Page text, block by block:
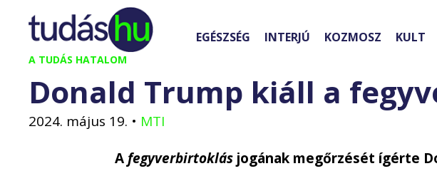
Kilépés
tartalomba
A TUDÁS HATALOM
EGÉSZSÉG INTERJÚ KOZMOSZ KULT
Donald Trump kiáll a
2024. május 19. • MTI
A fegyverbirtoklás jogának megőrzését ígérte